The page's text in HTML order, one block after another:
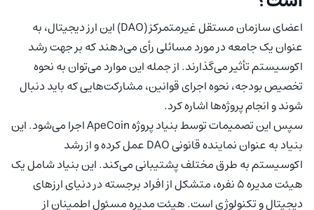
اعضای سازمان مستقل غیرمتمرکز (DAO) این ارز دیجیتال، به
عنوان یک جامعه در مورد مسائلی رأی می‌دهند که بر جهت رشد
اکوسیستم تأثیر می‌گذارند. از جمله این موارد می‌توان به نحوه
تخصیص بودجه، نحوه اجرای قوانین، مشارکت‌هایی که باید دنبال
شوند و انجام پرو‌ژه‌ها اشاره کرد.
سپس این تصمیمات توسط بنیاد پروژه ApeCoin اجرا می‎‌شود. این
بنیاد به عنوان نماینده قانونی DAO عمل کرده و از رشد
اکوسیستم به طرق مختلف پشتیبانی می‌کند. این بنیاد شامل یک
هیئت مدیره 5 نفره، متشکل از افراد برجسته در دنیای ارزهای
دیجیتال و تکنولوژی است. هیئت مدیره مسئول اطمینان از